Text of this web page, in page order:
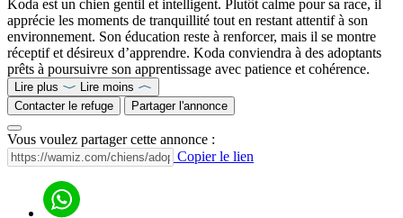
Koda est un chien gentil et intelligent. Plutôt calme pour sa race, il
apprécie les moments de tranquillité tout en restant attentif à son
environnement. Son éducation reste à renforcer, mais il se montre
réceptif et désireux d’apprendre. Koda conviendra à des adoptants
prêts à poursuivre son apprentissage avec patience et cohérence.
Lire plus
Lire moins
Contacter le refuge
Partager l'annonce
Vous voulez partager cette annonce :
Copier le lien